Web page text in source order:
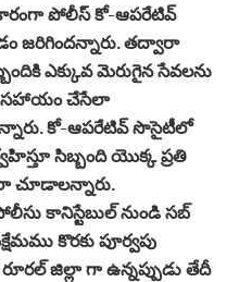
పోలీస్ కో-ఆపరేటివ్
జరిగిందన్నారు. తద్వారా
ఎక్కువ మెరుగైన సేవలను
సహాయం చేసేలా
కో-ఆపరేటివ్ సొసైటీలో
సిబ్బంది యొక్క ప్రతి
చూడాలన్నారు.
కానిస్టేబుల్ నుండి సబ్
కొరకు పూర్వపు
జిల్లా గా ఉన్నప్పుడు తేదీ